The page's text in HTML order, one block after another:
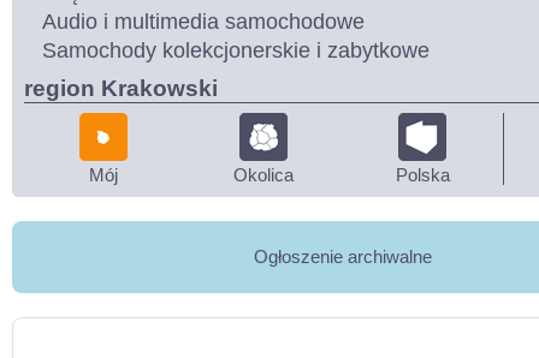
Audio i multimedia samochodowe
Samochody kolekcjonerskie i zabytkowe
region Krakowski
Mój Okolica Polska
Ogłoszenie archiwalne